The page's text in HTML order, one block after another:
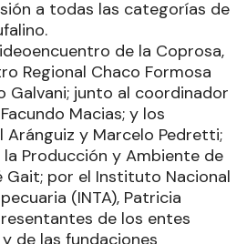
a todas las categorías de
de la Coprosa,
Regional Chaco Formosa
Galvani; junto al coordinador
Macias; y los
Aránguiz y Marcelo Pedretti;
Producción y Ambiente de
Gait; por el Instituto Nacional
(INTA), Patricia
de los entes
de las fundaciones